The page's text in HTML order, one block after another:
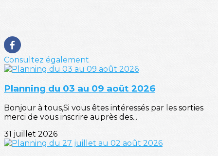
Consultez également
Planning du 03 au 09 août 2026
Bonjour à tous,Si vous êtes intéressés par les sorties
merci de vous inscrire auprès des...
31 juillet 2026